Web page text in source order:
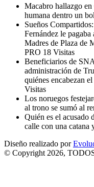
Macabro hallazgo en
humana dentro un
Sueños
Fernández le
Madres de Plaza de
PRO 18 Visitas
Beneficiarios de
administración de
quiénes encabezan
Visitas
Los noruegos
al trono se sumó al
Quién es el acusado
calle con una catana
Diseño realizado por
© Copyright 2026,